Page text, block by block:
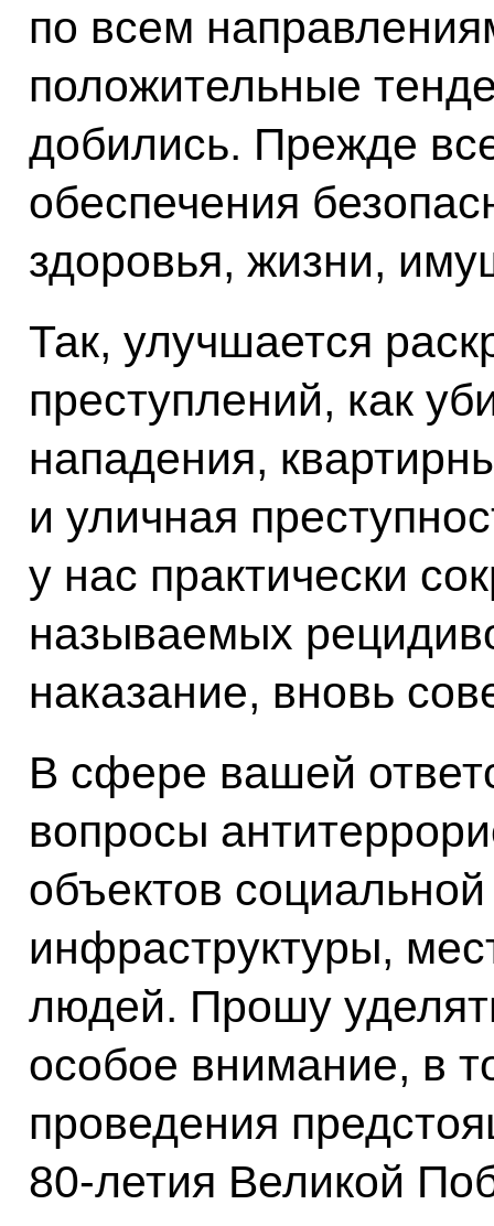
по всем
положительные
добились. Прежде
обеспечения
здоровья, жизни,
Так, улучшается
преступлений, как
нападения,
и уличная
у нас практически
называемых
наказание, вновь
В сфере вашей
вопросы
объектов
инфраструктуры,
людей. Прошу
особое внимание, в
проведения
80-летия Великой